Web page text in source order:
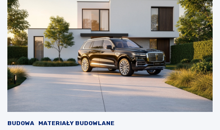
BUDOWA MATERIAŁY BUDOWLANE